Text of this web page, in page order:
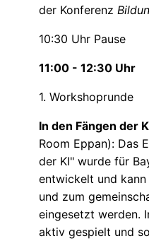
der Konferenz
10:30 Uhr Pause
11:00 - 12:30 Uhr
1. Workshoprunde
In den Fängen der
Room Eppan): Das
der KI" wurde für
entwickelt und
und zum
eingesetzt werden.
aktiv gespielt und